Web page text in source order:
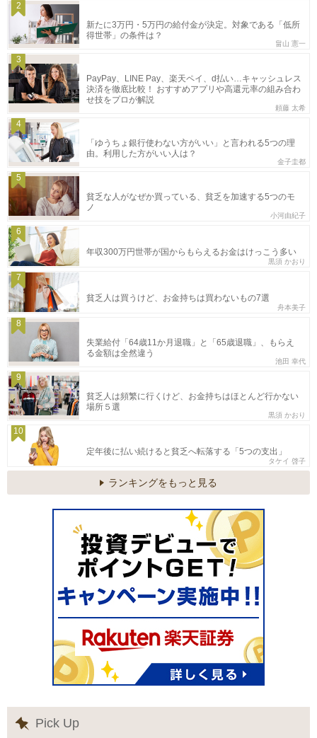
2
新たに3万円・5万円の給付金が決定。対象である「低所
得世帯」の条件は？
畠山 憲一
3
PayPay、LINE Pay、楽天ペイ、d払い…キャッシュレス
決済を徹底比較！ おすすめアプリや高還元率の組み合わ
せ技をプロが解説
頼藤 太希
4
「ゆうちょ銀行使わない方がいい」と言われる5つの理
由。利用した方がいい人は？
金子圭都
5
貧乏な人がなぜか買っている、貧乏を加速する5つのモ
ノ
小河由紀子
6
年収300万円世帯が国からもらえるお金はけっこう多い
黒須 かおり
7
貧乏人は買うけど、お金持ちは買わないもの7選
舟本美子
8
失業給付「64歳11か月退職」と「65歳退職」、もらえ
る金額は全然違う
池田 幸代
9
貧乏人は頻繁に行くけど、お金持ちはほとんど行かない
場所５選
黒須 かおり
10
定年後に払い続けると貧乏へ転落する「5つの支出」
タケイ 啓子
ランキングをもっと見る
Pick Up